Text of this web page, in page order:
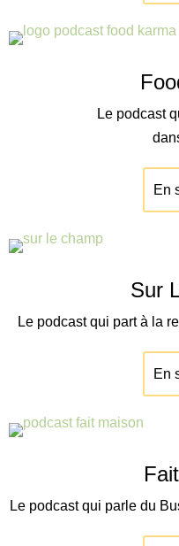
Le podcast
En
Sur
Le podcast qui part à la
En
Le podcast qui parle du